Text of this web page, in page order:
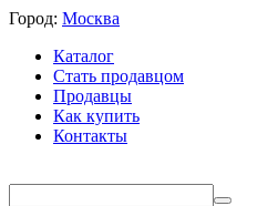
Город: Москва
Каталог
Стать продавцом
Продавцы
Как купить
Контакты